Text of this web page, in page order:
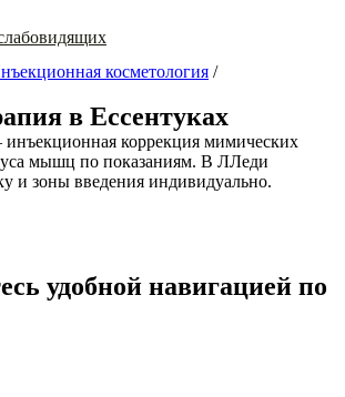
косметология /
в Ессентуках
коррекция мимических
мышц по показаниям. В ЛЛеди
и зоны введения индивидуально.
удобной навигацией по